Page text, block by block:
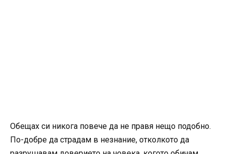
Обещах си никога повече да не правя нещо подобно.
По-добре да страдам в незнание, отколкото да